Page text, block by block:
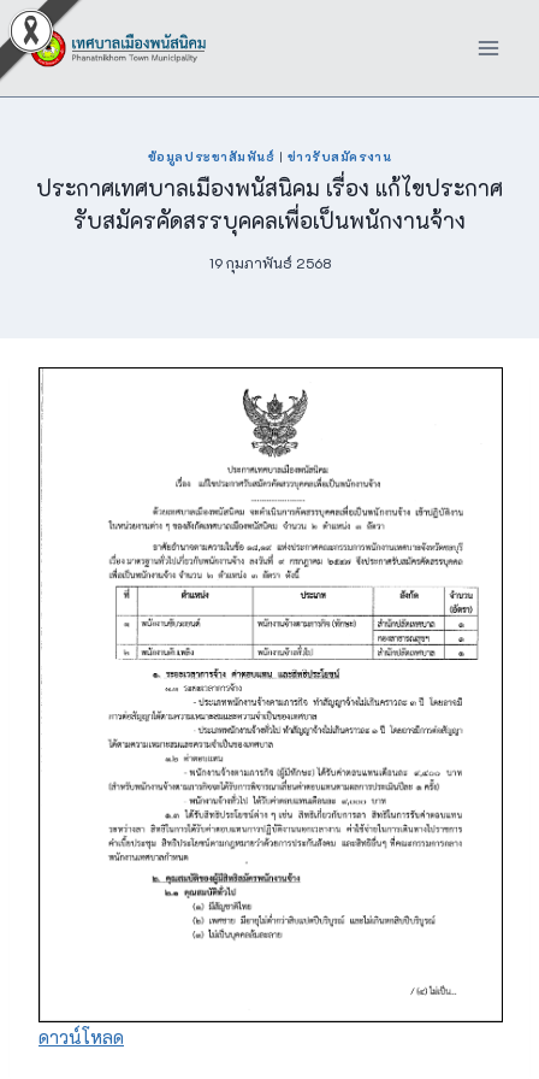
Skip
to
content
ข้อมูลประชาสัมพันธ์ | ข่าวรับสมัครงาน
ประกาศเทศบาลเมืองพนัสนิคม เรื่อง แก้ไขประกาศ
รับสมัครคัดสรรบุคคลเพื่อเป็นพนักงานจ้าง
19 กุมภาพันธ์ 2568
ดาวน์โหลด